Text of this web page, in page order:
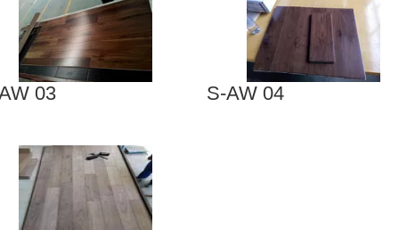
03 S-AW 04